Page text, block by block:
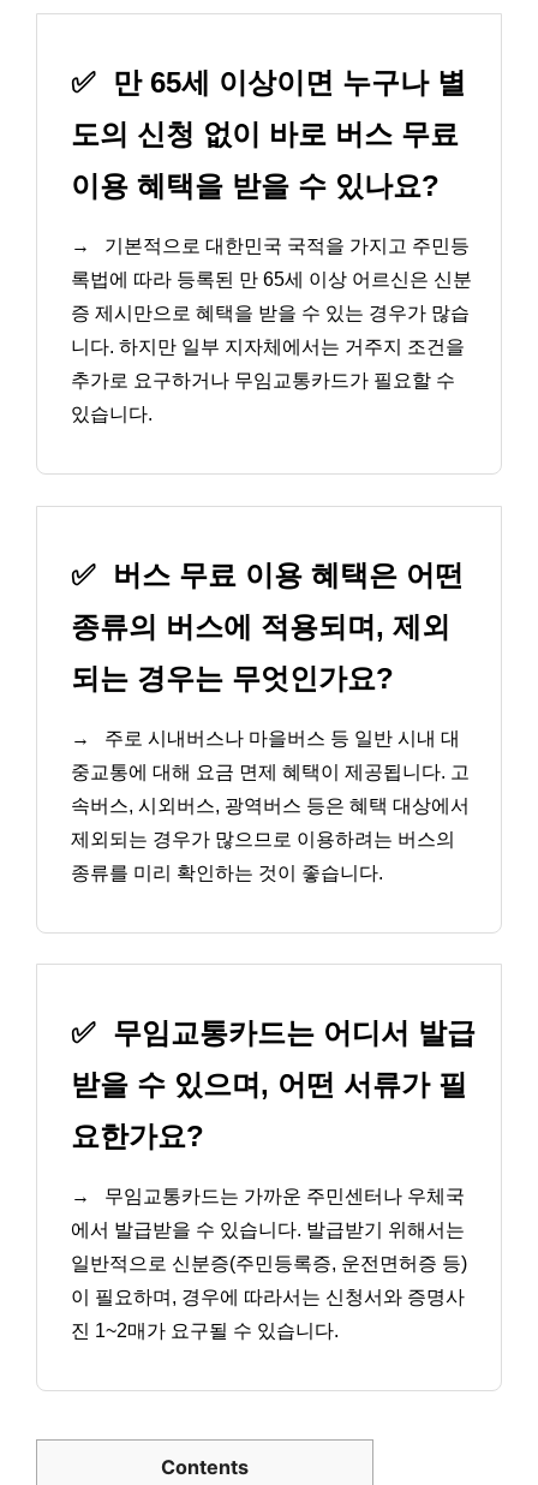
✅
만 65세 이상이면 누구나 별
도의 신청 없이 바로 버스 무료
이용 혜택을 받을 수 있나요?
→
기본적으로 대한민국 국적을 가지고 주민등
록법에 따라 등록된 만 65세 이상 어르신은 신분
증 제시만으로 혜택을 받을 수 있는 경우가 많습
니다. 하지만 일부 지자체에서는 거주지 조건을
추가로 요구하거나 무임교통카드가 필요할 수
있습니다.
✅
버스 무료 이용 혜택은 어떤
종류의 버스에 적용되며, 제외
되는 경우는 무엇인가요?
→
주로 시내버스나 마을버스 등 일반 시내 대
중교통에 대해 요금 면제 혜택이 제공됩니다. 고
속버스, 시외버스, 광역버스 등은 혜택 대상에서
제외되는 경우가 많으므로 이용하려는 버스의
종류를 미리 확인하는 것이 좋습니다.
✅ 무임교통카드는 어디서 발급
받을 수 있으며, 어떤 서류가 필
요한가요?
→
무임교통카드는 가까운 주민센터나 우체국
에서 발급받을 수 있습니다. 발급받기 위해서는
일반적으로 신분증(주민등록증, 운전면허증 등)
이 필요하며, 경우에 따라서는 신청서와 증명사
진 1~2매가 요구될 수 있습니다.
Contents